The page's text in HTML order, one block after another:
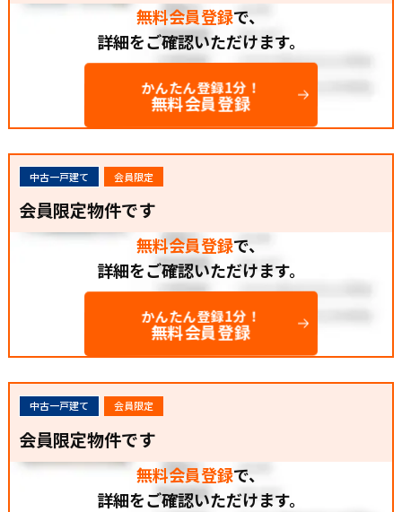
無料会員登録で、
詳細をご確認いただけます。
かんたん登録1分！
無料会員登録
中古一戸建て 会員限定
会員限定物件です
無料会員登録で、
詳細をご確認いただけます。
かんたん登録1分！
無料会員登録
中古一戸建て 会員限定
会員限定物件です
無料会員登録で、
詳細をご確認いただけます。